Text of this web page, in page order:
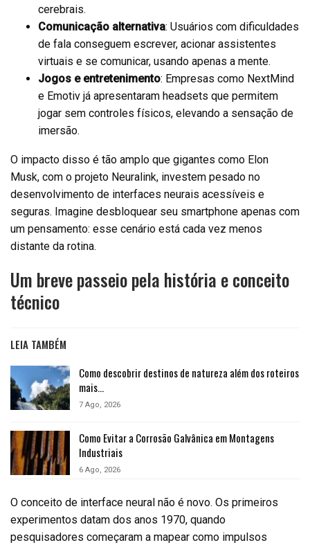
cerebrais.
Comunicação alternativa: Usuários com dificuldades
de fala conseguem escrever, acionar assistentes
virtuais e se comunicar, usando apenas a mente.
Jogos e entretenimento: Empresas como NextMind
e Emotiv já apresentaram headsets que permitem
jogar sem controles físicos, elevando a sensação de
imersão.
O impacto disso é tão amplo que gigantes como Elon
Musk, com o projeto Neuralink, investem pesado no
desenvolvimento de interfaces neurais acessíveis e
seguras. Imagine desbloquear seu smartphone apenas com
um pensamento: esse cenário está cada vez menos
distante da rotina.
Um breve passeio pela história e conceito
técnico
LEIA TAMBÉM
Como descobrir destinos de natureza além dos roteiros
mais…
7 Ago, 2026
Como Evitar a Corrosão Galvânica em Montagens
Industriais
6 Ago, 2026
O conceito de interface neural não é novo. Os primeiros
experimentos datam dos anos 1970, quando
pesquisadores começaram a mapear como impulsos